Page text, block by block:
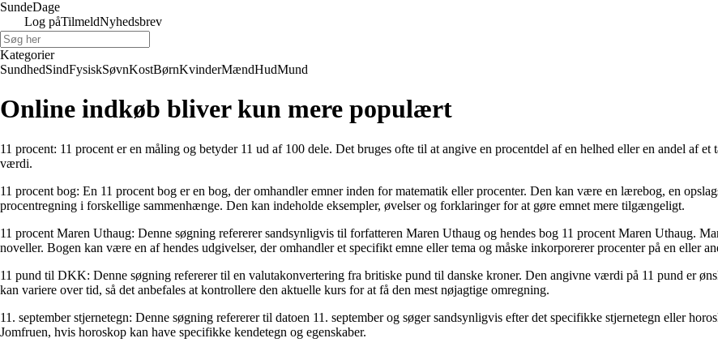
SundeDage
Log påTilmeldNyhedsbrev
Kategorier
SundhedSindFysiskSøvnKostBørnKvinderMændHudMund
Online indkøb bliver kun mere populært
11 procent: 11 procent er en måling og betyder 11 ud af 100 dele. Det bruges ofte til at angive en procentdel af en helhed eller en andel af
værdi.
11 procent bog: En 11 procent bog er en bog, der omhandler emner inden for matematik eller procenter. Den kan være en lærebog, en
procentregning i forskellige sammenhænge. Den kan indeholde eksempler, øvelser og forklaringer for at gøre emnet mere tilgængeligt.
11 procent Maren Uthaug: Denne søgning refererer sandsynligvis til forfatteren Maren Uthaug og hendes bog 11 procent Maren Uthaug.
noveller. Bogen kan være en af hendes udgivelser, der omhandler et specifikt emne eller tema og måske inkorporerer procenter på en eller
11 pund til DKK: Denne søgning refererer til en valutakonvertering fra britiske pund til danske kroner. Den angivne værdi på 11 pund er
kan variere over tid, så det anbefales at kontrollere den aktuelle kurs for at få den mest nøjagtige omregning.
11. september stjernetegn: Denne søgning refererer til datoen 11. september og søger sandsynligvis efter det specifikke stjernetegn eller
Jomfruen, hvis horoskop kan have specifikke kendetegn og egenskaber.